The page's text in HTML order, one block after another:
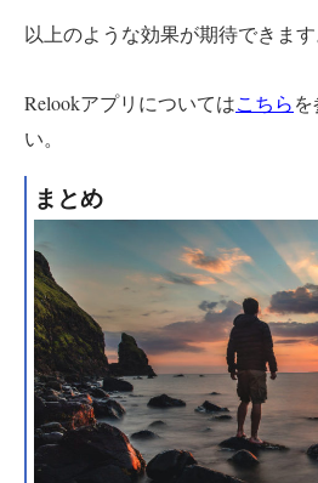
以上のような効果が期待できます
Relookアプリについてはこちら
い。
まとめ